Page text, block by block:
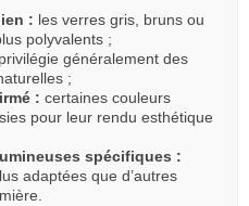
: les verres gris, bruns ou
polyvalents ;
généralement des
;
: certaines couleurs
pour leur rendu esthétique
spécifiques :
adaptées que d’autres